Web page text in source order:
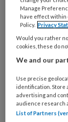
nam het
Volgens de
week van
impact op
sprake was
andere
Manage
have effect within
Policy. Privacy
Would you rather
cookies, these do
We and our
Use precise
identification. Store
advertising and
audience research
List of Partners